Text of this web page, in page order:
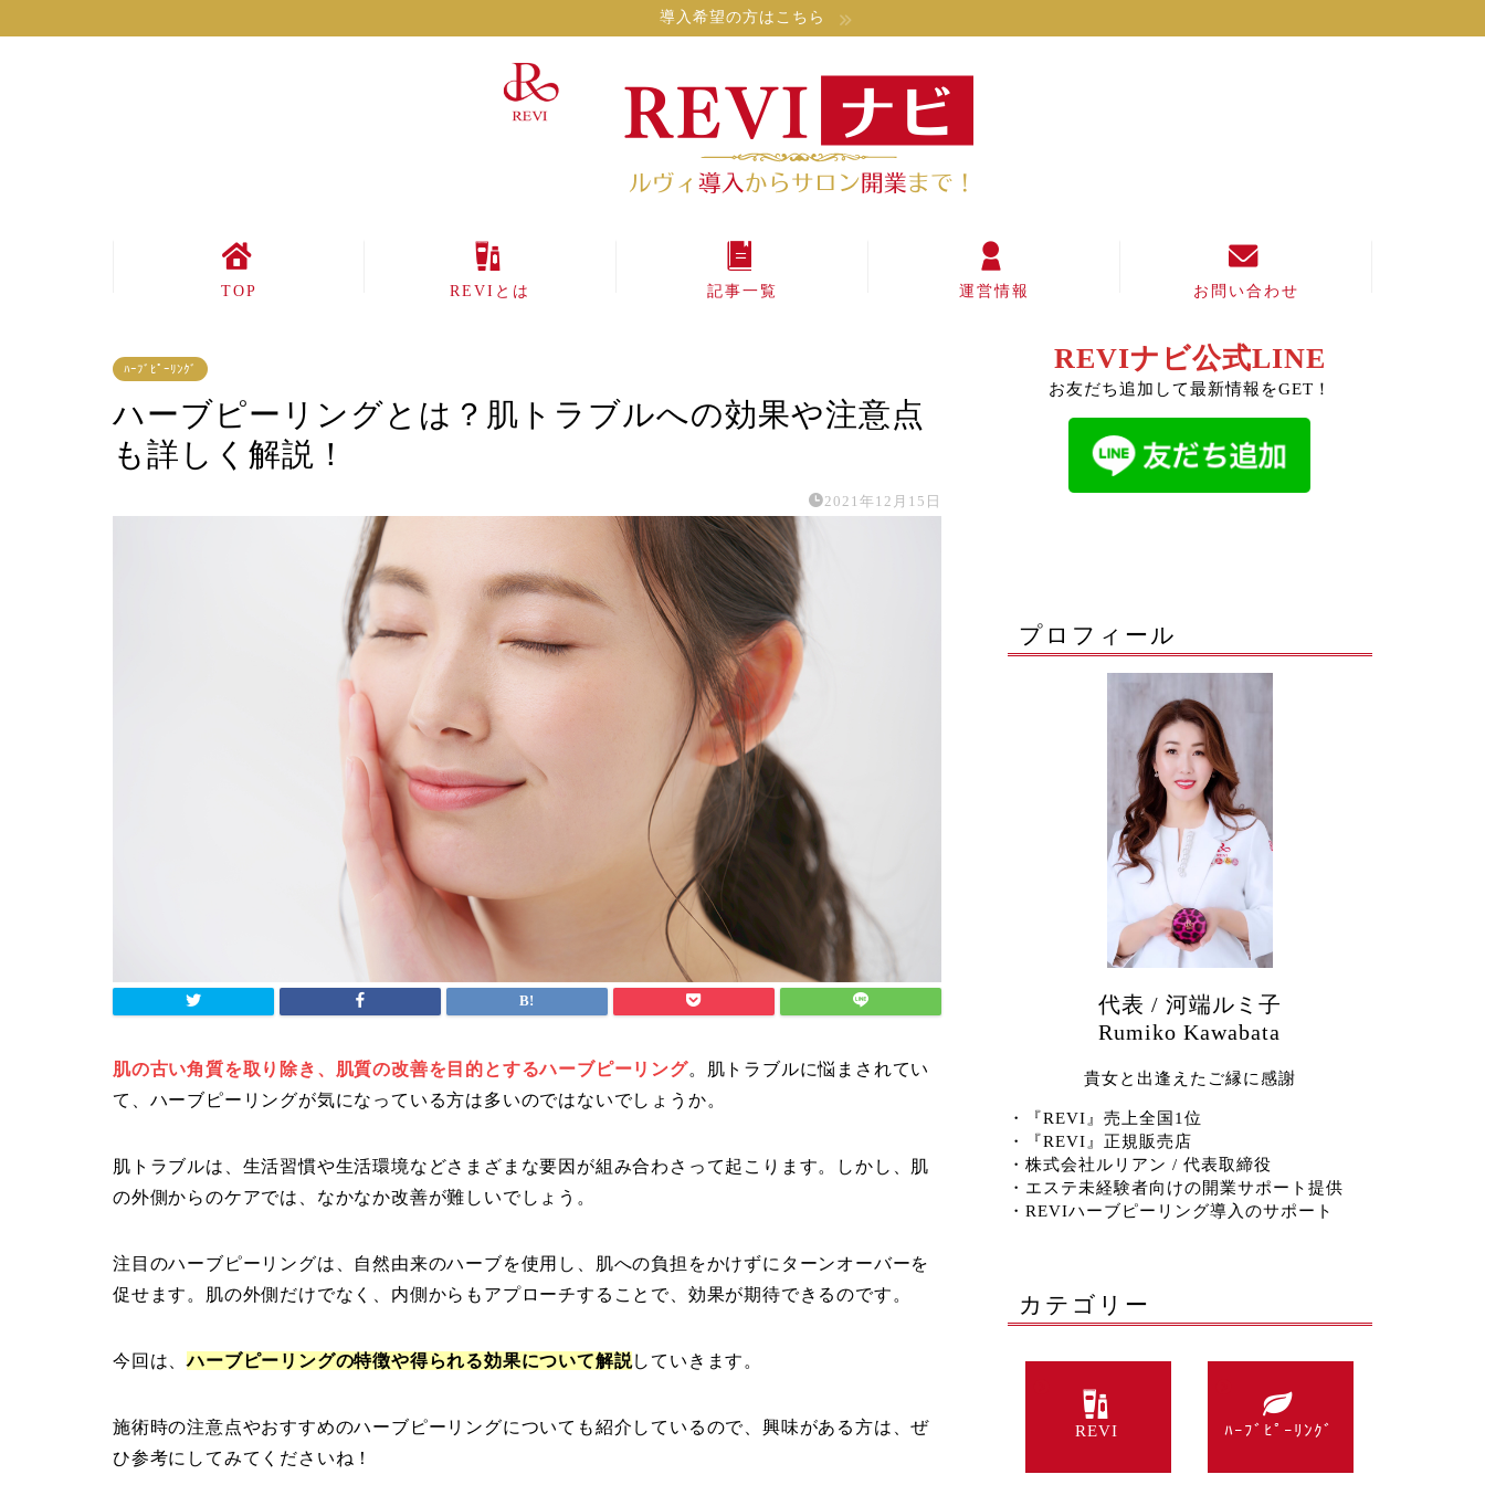
導入希望の方はこちら
TOP REVIとは 記事一覧 運営情報 お問い合わせ
ﾊｰﾌﾞﾋﾟｰﾘﾝｸﾞ
ハーブピーリングとは？肌トラブルへの効果や注意点
も詳しく解説！
2021年12月15日
肌の古い角質を取り除き、肌質の改善を目的とするハーブピーリング。肌トラブルに悩まされてい
て、ハーブピーリングが気になっている方は多いのではないでしょうか。
肌トラブルは、生活習慣や生活環境などさまざまな要因が組み合わさって起こります。しかし、肌
の外側からのケアでは、なかなか改善が難しいでしょう。
注目のハーブピーリングは、自然由来のハーブを使用し、肌への負担をかけずにターンオーバーを
促せます。肌の外側だけでなく、内側からもアプローチすることで、効果が期待できるのです。
今回は、ハーブピーリングの特徴や得られる効果について解説していきます。
施術時の注意点やおすすめのハーブピーリングについても紹介しているので、興味がある方は、ぜ
ひ参考にしてみてくださいね！
REVIナビ公式LINE
お友だち追加して最新情報をGET！
プロフィール
代表 / 河端ルミ子
Rumiko Kawabata
貴女と出逢えたご縁に感謝
・『REVI』売上全国1位
・『REVI』正規販売店
・株式会社ルリアン / 代表取締役
・エステ未経験者向けの開業サポート提供
・REVIハーブピーリング導入のサポート
カテゴリー
REVI ﾊｰﾌﾞﾋﾟｰﾘﾝｸﾞ